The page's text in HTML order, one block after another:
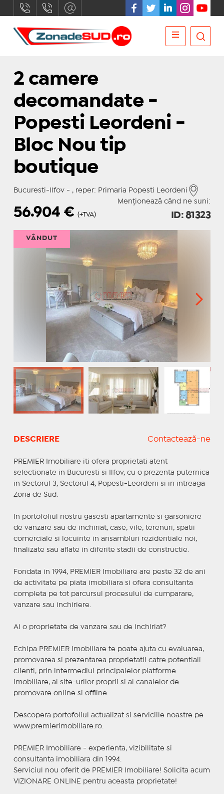
2 camere
decomandate -
Popesti Leordeni -
Bloc Nou tip
boutique
Bucuresti-Ilfov - , reper: Primaria Popesti Leordeni
Menționează când ne suni:
56.904€ (+TVA) ID: 81323
VÂNDUT
DESCRIERE Contactează-ne
PREMIER Imobiliare iti ofera proprietati atent
selectionate in Bucuresti si Ilfov, cu o prezenta puternica
in Sectorul 3, Sectorul 4, Popesti-Leordeni si in intreaga
Zona de Sud.
In portofoliul nostru gasesti apartamente si garsoniere
de vanzare sau de inchiriat, case, vile, terenuri, spatii
comerciale si locuinte in ansambluri rezidentiale noi,
finalizate sau aflate in diferite stadii de constructie.
Fondata in 1994, PREMIER Imobiliare are peste 32 de ani
de activitate pe piata imobiliara si ofera consultanta
completa pe tot parcursul procesului de cumparare,
vanzare sau inchiriere.
Ai o proprietate de vanzare sau de inchiriat?
Echipa PREMIER Imobiliare te poate ajuta cu evaluarea,
promovarea si prezentarea proprietatii catre potentiali
clienti, prin intermediul principalelor platforme
imobiliare, al site-urilor proprii si al canalelor de
promovare online si offline.
Descopera portofoliul actualizat si serviciile noastre pe
www.premierimobiliare.ro.
PREMIER Imobiliare - experienta, vizibilitate si
consultanta imobiliara din 1994.
Serviciul nou oferit de PREMIER Imobiliare! Solicita acum
VIZIONARE ONLINE pentru aceasta proprietate!